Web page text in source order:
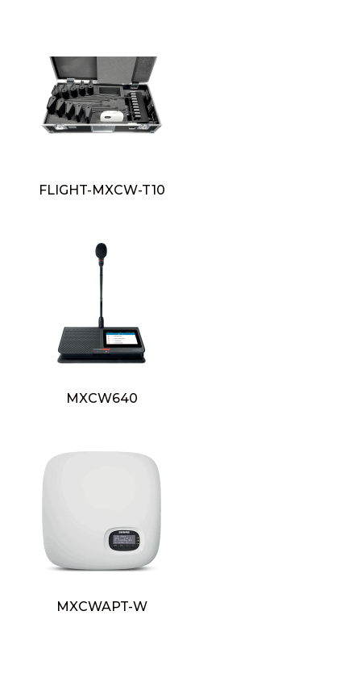
FLIGHT-MXCW-T10
MXCW640
MXCWAPT-W